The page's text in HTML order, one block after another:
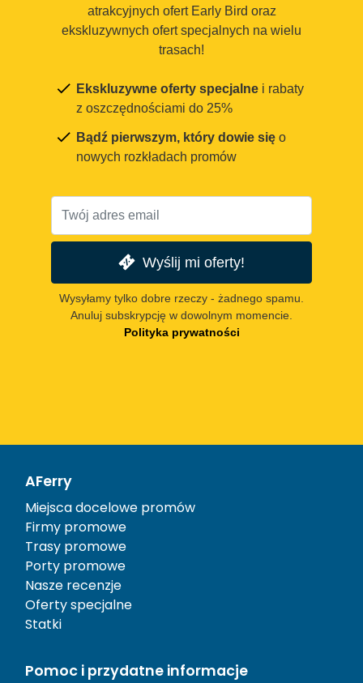
atrakcyjnych ofert Early Bird oraz
ekskluzywnych ofert specjalnych na wielu
trasach!
Ekskluzywne oferty specjalne i rabaty
z oszczędnościami do 25%
Bądź pierwszym, który dowie się o
nowych rozkładach promów
Wyślij mi oferty!
Wysyłamy tylko dobre rzeczy - żadnego spamu.
Anuluj subskrypcję w dowolnym momencie.
Polityka prywatności
AFerry
Miejsca docelowe promów
Firmy promowe
Trasy promowe
Porty promowe
Nasze recenzje
Oferty specjalne
Statki
Pomoc i przydatne informacje